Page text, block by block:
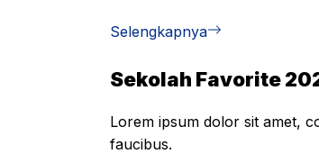
Selengkapnya
Sekolah Favorite
Lorem ipsum dolor sit amet,
faucibus.